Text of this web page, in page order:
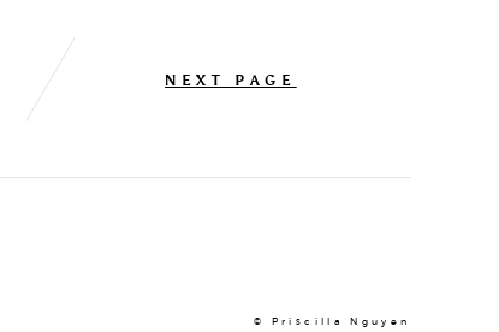
NEXT PAGE
© Priscilla Nguyen